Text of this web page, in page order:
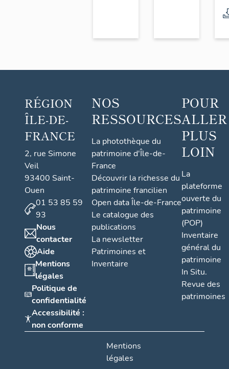
RÉGION
ÎLE-DE-
FRANCE
2, rue Simone
Veil
93400 Saint-
Ouen
01 53 85 59
93
Nous
contacter
Aide
Mentions
légales
Politique de
confidentialité
Accessibilité :
non conforme
NOS
RESSOURCES
La photothèque du
patrimoine d'Île-de-
France
Découvrir la richesse du
patrimoine francilien
Open data Île-de-France
Le catalogue des
publications
La newsletter
Patrimoines et
Inventaire
POUR
ALLER
PLUS
LOIN
La
plateforme
ouverte du
patrimoine
(POP)
Inventaire
général du
patrimoine
In Situ.
Revue des
patrimoines
Mentions
légales